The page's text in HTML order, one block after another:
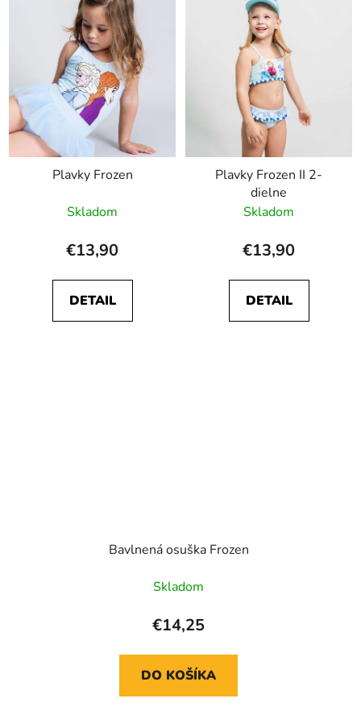
Plavky Frozen
Skladom
€13,90
DETAIL
Plavky Frozen II 2-
dielne
Skladom
€13,90
DETAIL
Bavlnená osuška Frozen
Skladom
€14,25
DO KOŠÍKA